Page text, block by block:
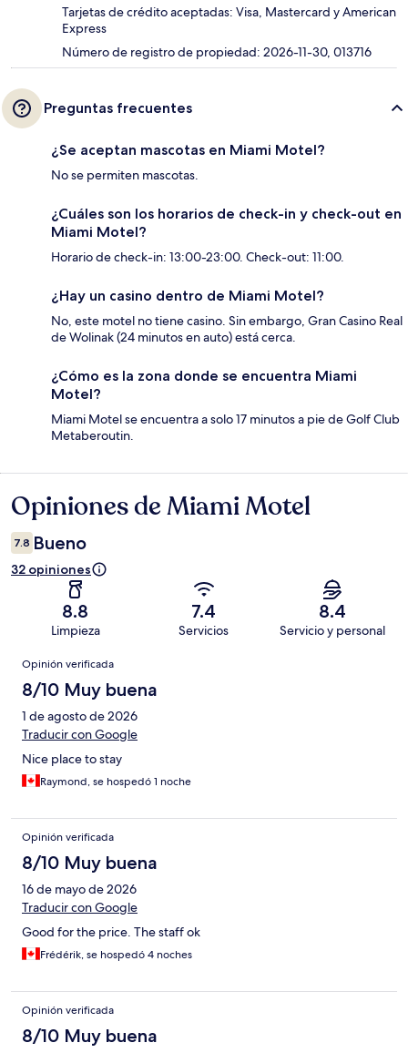
Tarjetas de crédito aceptadas: Visa, Mastercard y American
Express
Número de registro de propiedad: 2026-11-30, 013716
Preguntas frecuentes
¿Se aceptan mascotas en Miami Motel?
No se permiten mascotas.
¿Cuáles son los horarios de check-in y check-out en
Miami Motel?
Horario de check-in: 13:00-23:00. Check-out: 11:00.
¿Hay un casino dentro de Miami Motel?
No, este motel no tiene casino. Sin embargo, Gran Casino Real
de Wolinak (24 minutos en auto) está cerca.
¿Cómo es la zona donde se encuentra Miami
Motel?
Miami Motel se encuentra a solo 17 minutos a pie de Golf Club
Metaberoutin.
Opiniones
Opiniones de Miami Motel
7.8 Bueno
32 opiniones
8.8
Limpieza
7.4
Servicios
8.4
Servicio y personal
Opiniones
Opinión verificada
8/10 Muy buena
1 de agosto de 2026
Traducir con Google
Nice place to stay
Raymond, se hospedó 1 noche
Opinión verificada
8/10 Muy buena
16 de mayo de 2026
Traducir con Google
Good for the price. The staff ok
Frédérik, se hospedó 4 noches
Opinión verificada
8/10 Muy buena